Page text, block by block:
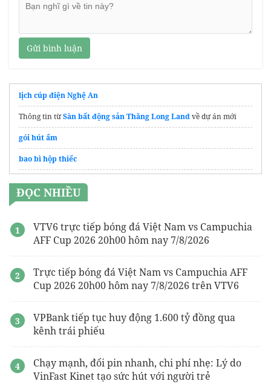
Gửi bình luận
lịch cúp điện Nghệ An
Thông tin từSàn bất động sản Thăng Long Landvề dự án mới
gói hút ẩm
bao bì hộp thiếc
tấm titan nguyên chất
ĐỌC NHIỀU
VTV6 trực tiếp bóng đá Việt Nam vs Campuchia
AFF Cup 2026 20h00 hôm nay 7/8/2026
Trực tiếp bóng đá Việt Nam vs Campuchia AFF
Cup 2026 20h00 hôm nay 7/8/2026 trên VTV6
VPBank tiếp tục huy động 1.600 tỷ đồng qua
kênh trái phiếu
Chạy mạnh, đổi pin nhanh, chi phí nhẹ: Lý do
VinFast Kinet tạo sức hút với người trẻ